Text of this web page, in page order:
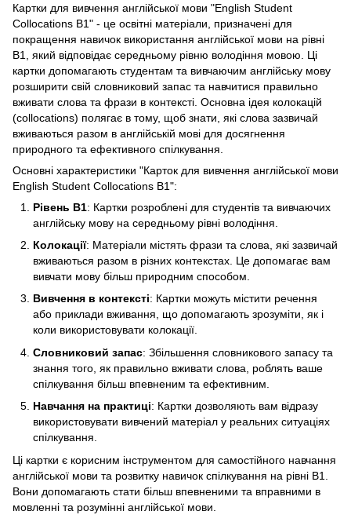
Картки для вивчення англійської мови "English Student
Collocations В1" - це освітні матеріали, призначені для
покращення навичок використання англійської мови на рівні
B1, який відповідає середньому рівню володіння мовою. Ці
картки допомагають студентам та вивчаючим англійську мову
розширити свій словниковий запас та навчитися правильно
вживати слова та фрази в контексті. Основна ідея колокацій
(collocations) полягає в тому, щоб знати, які слова зазвичай
вживаються разом в англійській мові для досягнення
природного та ефективного спілкування.
Основні характеристики "Карток для вивчення англійської мови
English Student Collocations В1":
Рівень B1: Картки розроблені для студентів та вивчаючих
англійську мову на середньому рівні володіння.
Колокації: Матеріали містять фрази та слова, які зазвичай
вживаються разом в різних контекстах. Це допомагає вам
вивчати мову більш природним способом.
Вивчення в контексті: Картки можуть містити речення
або приклади вживання, що допомагають зрозуміти, як і
коли використовувати колокації.
Словниковий запас: Збільшення словникового запасу та
знання того, як правильно вживати слова, роблять ваше
спілкування більш впевненим та ефективним.
Навчання на практиці: Картки дозволяють вам відразу
використовувати вивчений матеріал у реальних ситуаціях
спілкування.
Ці картки є корисним інструментом для самостійного навчання
англійської мови та розвитку навичок спілкування на рівні B1.
Вони допомагають стати більш впевненими та вправними в
мовленні та розумінні англійської мови.